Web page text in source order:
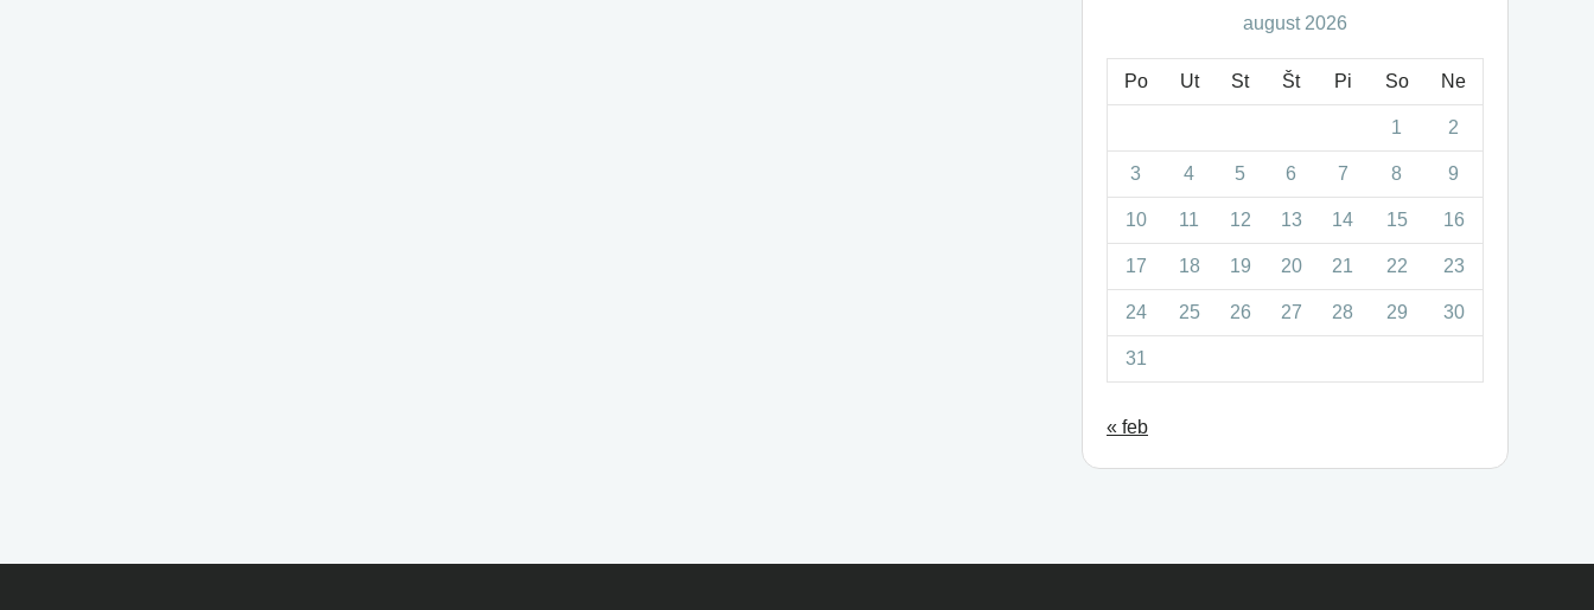
august 2026
Po Ut St Št Pi So Ne
1 2
3 4 5 6 7 8 9
10 11 12 13 14 15 16
17 18 19 20 21 22 23
24 25 26 27 28 29 30
31
« feb